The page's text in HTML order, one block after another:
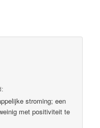
stroming; een
met positiviteit te